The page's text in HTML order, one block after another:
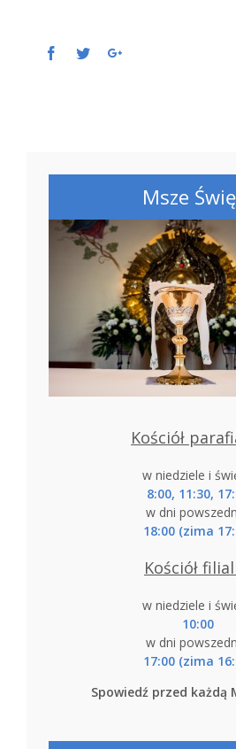
Facebook
TwitterGoogle+
Msze
Kościół
w niedziele i
8:00, 11:30,
w dni
18:00 (zima
Kościół
w niedziele i
10:00
w dni
17:00 (zima
Spowiedź przed każdą